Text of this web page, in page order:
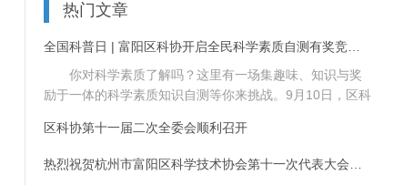
热门文章
你对科学素质了解吗？这里有一场集趣味、知识与奖
励于一体的科学素质知识自测等你来挑战。9月10日，区科
区科协第十一届二次全委会顺利召开